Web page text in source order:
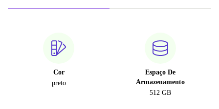
Cor
preto
Espaço De
Armazenamento
512 GB